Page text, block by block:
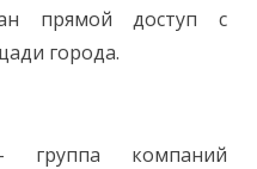
прямой доступ с
города.
группа компаний